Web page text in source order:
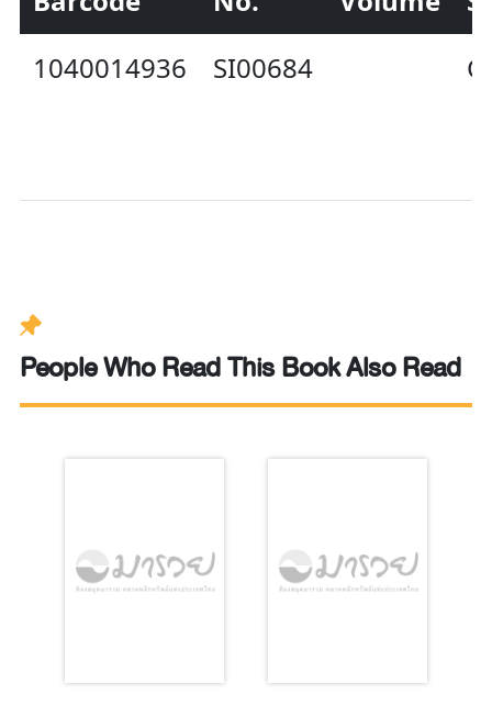
1040014936
SI00684
People Who Read This Book Also Read